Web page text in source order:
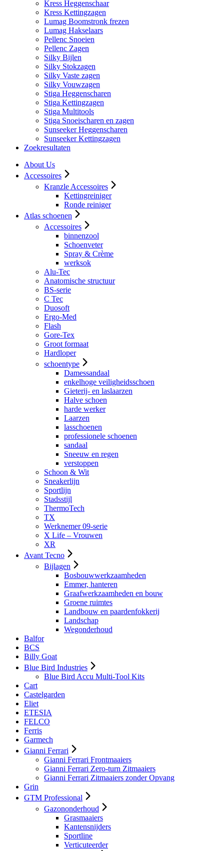
Kress Heggenschaar
Kress Kettingzagen
Lumag Boomstronk frezen
Lumag Hakselaars
Pellenc Snoeien
Pellenc Zagen
Silky Bijlen
Silky Stokzagen
Silky Vaste zagen
Silky Vouwzagen
Stiga Heggenscharen
Stiga Kettingzagen
Stiga Multitools
Stiga Snoeischaren en zagen
Sunseeker Heggenscharen
Sunseeker Kettingzagen
Zoekresultaten
About Us
Accessoires
Kranzle Accessoires
Kettingreiniger
Ronde reiniger
Atlas schoenen
Accessoires
binnenzool
Schoenveter
Spray & Crème
werksok
Alu-Tec
Anatomische structuur
BS-serie
C Tec
Duosoft
Ergo-Med
Flash
Gore-Tex
Groot formaat
Hardloper
schoentype
Damessandaal
enkelhoge veiligheidsschoen
Gieterij- en laslaarzen
Halve schoen
harde werker
Laarzen
lasschoenen
professionele schoenen
sandaal
Sneeuw en regen
verstoppen
Schoon & Wit
Sneakerlijn
Sportlijn
Stadsstijl
ThermoTech
TX
Werknemer 09-serie
X Life – Vrouwen
XR
Avant Tecno
Bijlagen
Bosbouwwerkzaamheden
Emmer, hanteren
Graafwerkzaamheden en bouw
Groene ruimtes
Landbouw en paardenfokkerij
Landschap
Wegonderhoud
Balfor
BCS
Billy Goat
Blue Bird Industries
Blue Bird Accu Multi-Tool Kits
Cart
Castelgarden
Eliet
ETESIA
FELCO
Ferris
Garmech
Gianni Ferrari
Gianni Ferrari Frontmaaiers
Gianni Ferrari Zero-turn Zitmaaiers
Gianni Ferrari Zitmaaiers zonder Opvang
Grin
GTM Professional
Gazononderhoud
Grasmaaiers
Kantensnijders
Sportline
Verticuteerder